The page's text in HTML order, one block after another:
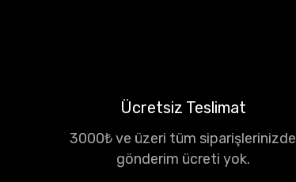
Ücretsiz Teslimat
3000₺ ve üzeri tüm siparişlerinizde
gönderim ücreti yok.